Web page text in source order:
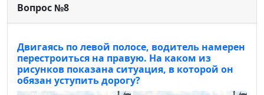
Вопрос №8
Двигаясь по левой полосе, водитель намерен
перестроиться на правую. На каком из
рисунков показана ситуация, в которой он
обязан уступить дорогу?